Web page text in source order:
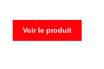
Voir le produit